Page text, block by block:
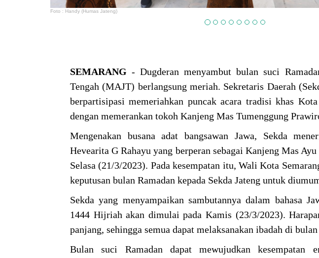
Foto : Handy (Humas Jateng)
SEMARANG- Dugderan menyambut bulan suci
Tengah (MAJT) berlangsung meriah. Sekretaris Daerah
berpartisipasi memeriahkan puncak acara tradisi khas
dengan memerankan tokoh Kanjeng Mas Tumenggung
Mengenakan busana adat bangsawan Jawa, Sekda
Hevearita G Rahayu yang berperan sebagai Kanjeng Mas
Selasa (21/3/2023). Pada kesempatan itu, Wali Kota
keputusan bulan Ramadan kepada Sekda Jateng untuk
Sekda yang menyampaikan sambutannya dalam bahasa
1444 Hijriah akan dimulai pada Kamis (23/3/2023).
panjang, sehingga semua dapat melaksanakan ibadah di
Bulan suci Ramadan dapat mewujudkan